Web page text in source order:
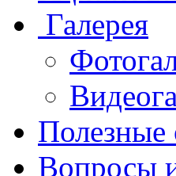
Галерея
Полезные
Вопросы